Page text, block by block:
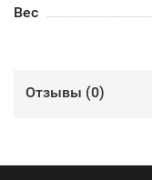
Вес
Отзывы (0)